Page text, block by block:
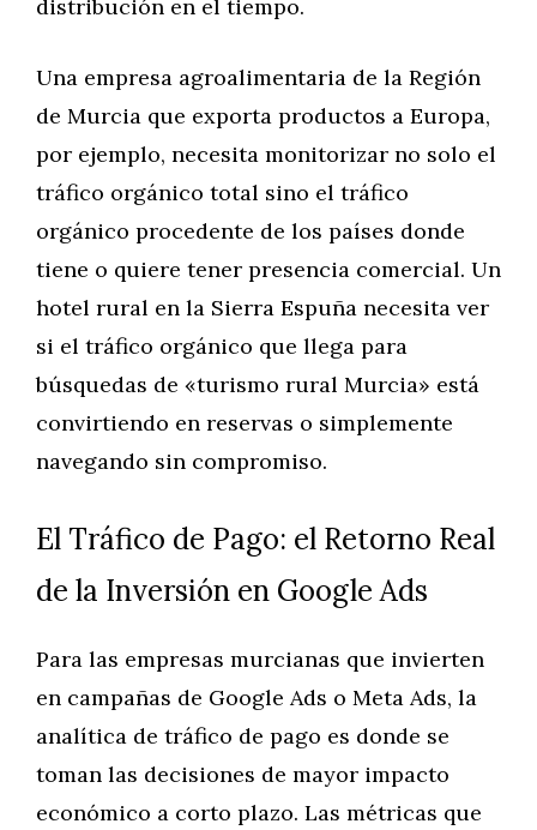
distribución en el tiempo.
Una empresa agroalimentaria de la Región
de Murcia que exporta productos a Europa,
por ejemplo, necesita monitorizar no solo el
tráfico orgánico total sino el tráfico
orgánico procedente de los países donde
tiene o quiere tener presencia comercial. Un
hotel rural en la Sierra Espuña necesita ver
si el tráfico orgánico que llega para
búsquedas de «turismo rural Murcia» está
convirtiendo en reservas o simplemente
navegando sin compromiso.
El Tráfico de Pago: el Retorno Real
de la Inversión en Google Ads
Para las empresas murcianas que invierten
en campañas de Google Ads o Meta Ads, la
analítica de tráfico de pago es donde se
toman las decisiones de mayor impacto
económico a corto plazo. Las métricas que